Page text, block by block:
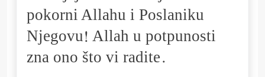
pokorni Allahu i Poslaniku
Njegovu! Allah u potpunosti
zna ono što vi radite.